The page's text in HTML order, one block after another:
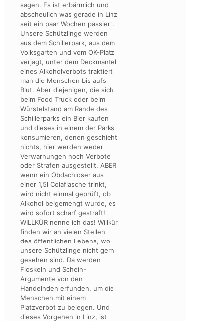
sagen. Es ist erbärmlich und
abscheulich was gerade in Linz
seit ein paar Wochen passiert.
Unsere Schützlinge werden
aus dem Schillerpark, aus dem
Volksgarten und vom OK-Platz
verjagt, unter dem Deckmantel
eines Alkoholverbots traktiert
man die Menschen bis aufs
Blut. Aber diejenigen, die sich
beim Food Truck oder beim
Würstelstand am Rande des
Schillerparks ein Bier kaufen
und dieses in einem der Parks
konsumieren, denen geschieht
nichts, hier werden weder
Verwarnungen noch Verbote
oder Strafen ausgestellt, ABER
wenn ein Obdachloser aus
einer 1,5l Colaflasche trinkt,
wird nicht einmal geprüft, ob
Alkohol beigemengt wurde, es
wird sofort scharf gestraft!
WILLKÜR nenne ich das! Willkür
finden wir an vielen Stellen
des öffentlichen Lebens, wo
unsere Schützlinge nicht gern
gesehen sind. Da werden
Floskeln und Schein-
Argumente von den
Handelnden erfunden, um die
Menschen mit einem
Platzverbot zu belegen. Und
dieses Vorgehen in Linz, ist